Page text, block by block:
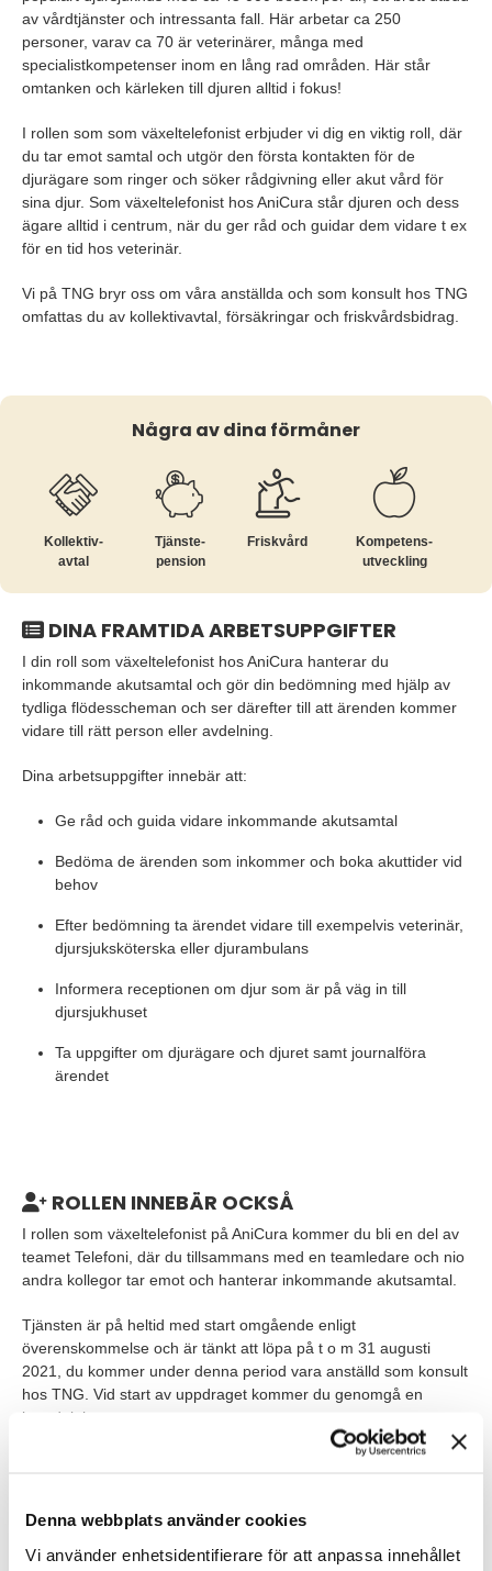
Denna webbplats använder cookies
Vi använder enhetsidentifierare för att anpassa innehållet
av vårdtjänster och intressanta fall. Här arbetar ca 250
personer, varav ca 70 är veterinärer, många med
specialistkompetenser inom en lång rad områden. Här står
omtanken och kärleken till djuren alltid i fokus!
I rollen som som växeltelefonist erbjuder vi dig en viktig roll, där
du tar emot samtal och utgör den första kontakten för de
djurägare som ringer och söker rådgivning eller akut vård för
sina djur. Som växeltelefonist hos AniCura står djuren och dess
ägare alltid i centrum, när du ger råd och guidar dem vidare t ex
för en tid hos veterinär.
Vi på TNG bryr oss om våra anställda och som konsult hos TNG
omfattas du av kollektivavtal, försäkringar och friskvårdsbidrag.
Några av dina förmåner
Kollektiv­
avtal
Tjänste­
pension
Friskvård
Kompetens­
utveckling
DINA FRAMTIDA ARBETSUPPGIFTER
I din roll som växeltelefonist hos AniCura hanterar du
inkommande akutsamtal och gör din bedömning med hjälp av
tydliga flödesscheman och ser därefter till att ärenden kommer
vidare till rätt person eller avdelning.
Dina arbetsuppgifter innebär att:
Ge råd och guida vidare inkommande akutsamtal
Bedöma de ärenden som inkommer och boka akuttider vid
behov
Efter bedömning ta ärendet vidare till exempelvis veterinär,
djursjuksköterska eller djurambulans
Informera receptionen om djur som är på väg in till
djursjukhuset
Ta uppgifter om djurägare och djuret samt journalföra
ärendet
ROLLEN INNEBÄR OCKSÅ
I rollen som växeltelefonist på AniCura kommer du bli en del av
teamet Telefoni, där du tillsammans med en teamledare och nio
andra kollegor tar emot och hanterar inkommande akutsamtal.
Tjänsten är på heltid med start omgående enligt
överenskommelse och är tänkt att löpa på t o m 31 augusti
2021, du kommer under denna period vara anställd som konsult
hos TNG. Vid start av uppdraget kommer du genomgå en
introduktion.
Tjänsten är på heltid och innebär schemalagt arbete under
10.00-16.00 eller 15.30-22.00.